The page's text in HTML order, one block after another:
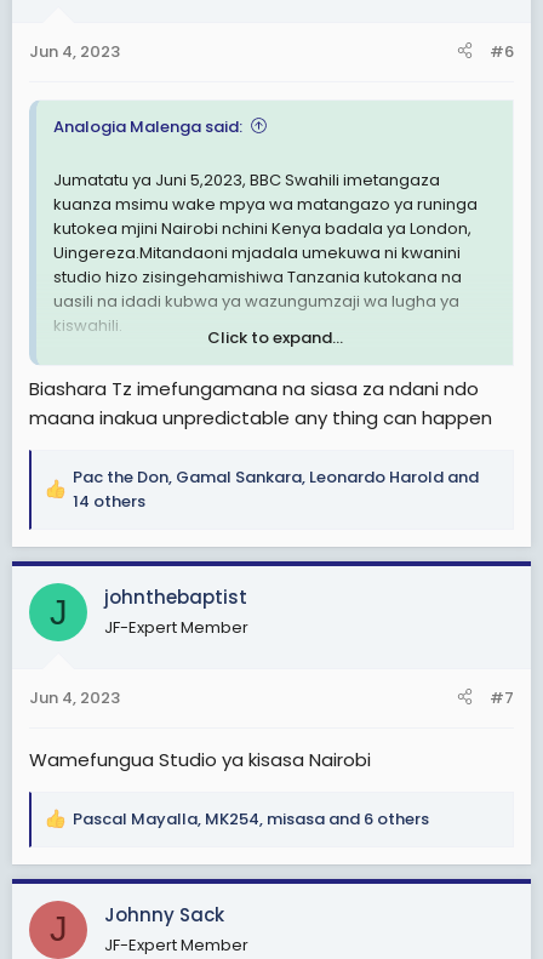
s
Jun 4, 2023 #6
Analogia Malenga said:
Jumatatu ya Juni 5,2023, BBC Swahili imetangaza
kuanza msimu wake mpya wa matangazo ya runinga
kutokea mjini Nairobi nchini Kenya badala ya London,
Uingereza.Mitandaoni mjadala umekuwa ni kwanini
studio hizo zisingehamishiwa Tanzania kutokana na
uasili na idadi kubwa ya wazungumzaji wa lugha ya
kiswahili.
kazi zake nchini Marekani kwa upande wake anasema
mazingira ya kuwekeza na kufanya kazi za uanahabari
urasimu mkubwa kulinganisha na jirani zetu Kenya.
Click to expand...
Biashara Tz imefungamana na siasa za ndani ndo
maana inakua unpredictable any thing can happen
R
a
c
o
s
Pac the Don, Gamal Sankara, Leonardo Harold and
14 others
J johnthebaptist
JF-Expert Member
Jun 4, 2023 #7
Wamefungua Studio ya kisasa Nairobi
R
a
c
i
Pascal Mayalla, MK254, misasa and 6 others
J Johnny Sack
JF-Expert Member